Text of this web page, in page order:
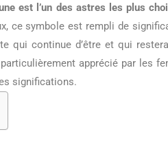
est l’un des astres les plus
ce symbole est rempli de
qui continue d’être et qui
apprécié par les
significations.